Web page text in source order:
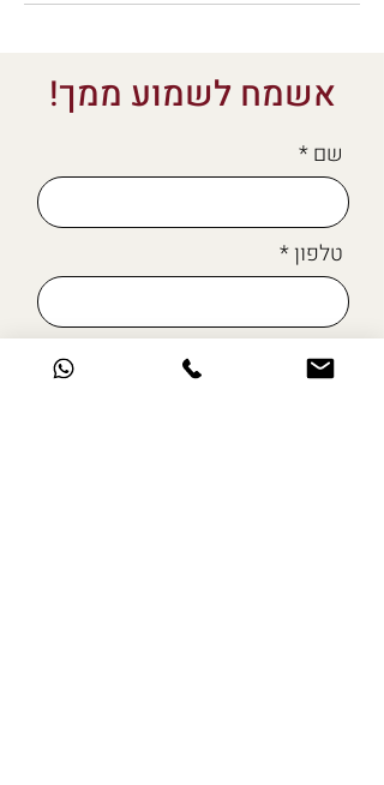
אשמח לשמוע ממך!
שם
טלפון
מייל